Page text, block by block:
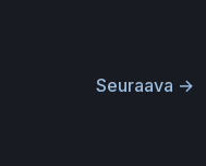
Seuraava →